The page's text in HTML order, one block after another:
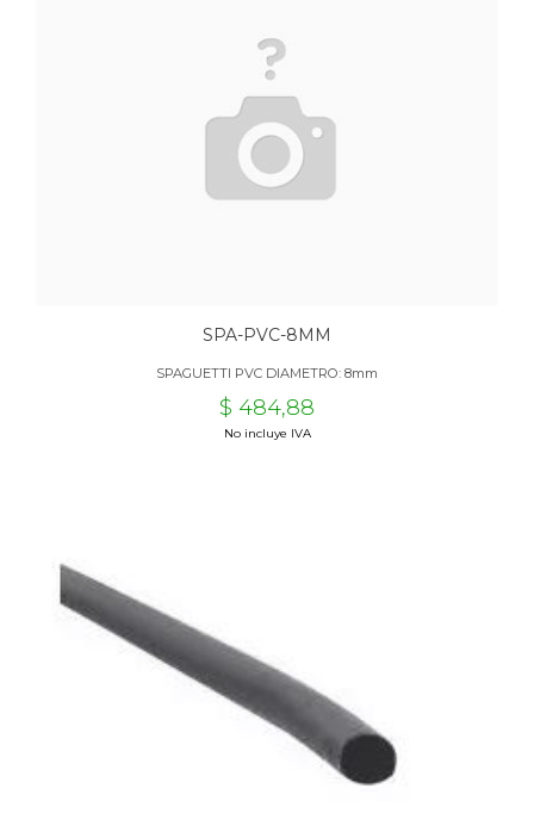
SPA-PVC-8MM
SPAGUETTI PVC DIAMETRO: 8mm
$ 484,88
No incluye IVA